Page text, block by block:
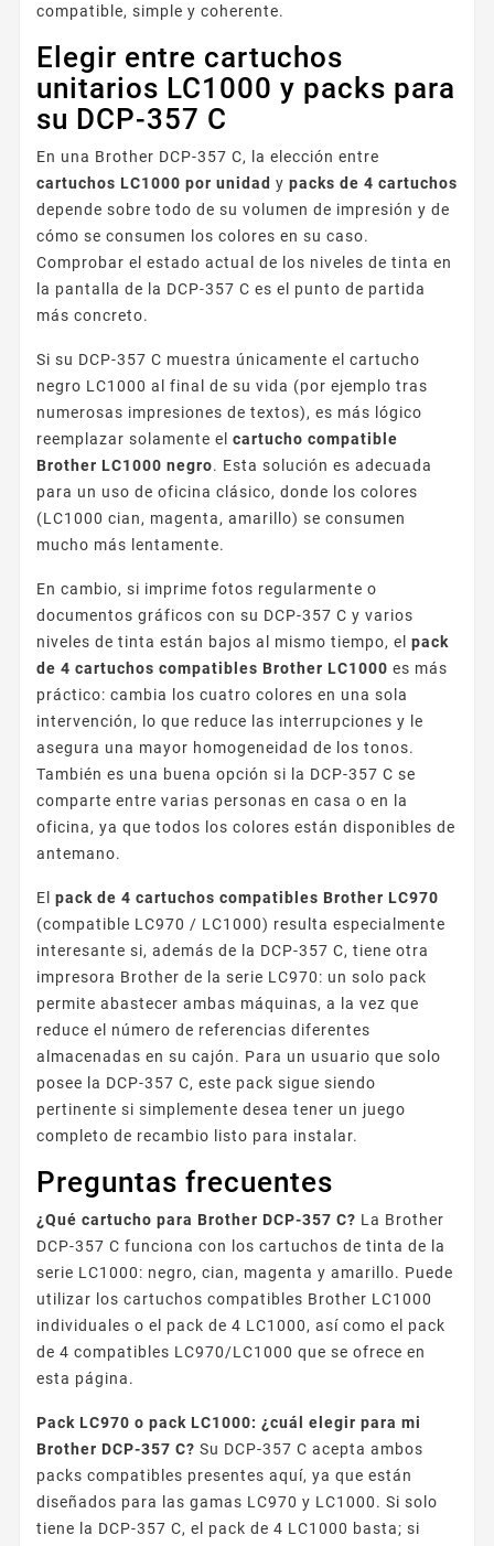
compatible, simple y coherente.
Elegir entre cartuchos
unitarios LC1000 y packs para
su DCP-357 C
En una Brother DCP-357 C, la elección entre
cartuchos LC1000 por unidad y packs de 4 cartuchos
depende sobre todo de su volumen de impresión y de
cómo se consumen los colores en su caso.
Comprobar el estado actual de los niveles de tinta en
la pantalla de la DCP-357 C es el punto de partida
más concreto.
Si su DCP-357 C muestra únicamente el cartucho
negro LC1000 al final de su vida (por ejemplo tras
numerosas impresiones de textos), es más lógico
reemplazar solamente el cartucho compatible
Brother LC1000 negro. Esta solución es adecuada
para un uso de oficina clásico, donde los colores
(LC1000 cian, magenta, amarillo) se consumen
mucho más lentamente.
En cambio, si imprime fotos regularmente o
documentos gráficos con su DCP-357 C y varios
niveles de tinta están bajos al mismo tiempo, el pack
de 4 cartuchos compatibles Brother LC1000 es más
práctico: cambia los cuatro colores en una sola
intervención, lo que reduce las interrupciones y le
asegura una mayor homogeneidad de los tonos.
También es una buena opción si la DCP-357 C se
comparte entre varias personas en casa o en la
oficina, ya que todos los colores están disponibles de
antemano.
El pack de 4 cartuchos compatibles Brother LC970
(compatible LC970 / LC1000) resulta especialmente
interesante si, además de la DCP-357 C, tiene otra
impresora Brother de la serie LC970: un solo pack
permite abastecer ambas máquinas, a la vez que
reduce el número de referencias diferentes
almacenadas en su cajón. Para un usuario que solo
posee la DCP-357 C, este pack sigue siendo
pertinente si simplemente desea tener un juego
completo de recambio listo para instalar.
Preguntas frecuentes
¿Qué cartucho para Brother DCP-357 C? La Brother
DCP-357 C funciona con los cartuchos de tinta de la
serie LC1000: negro, cian, magenta y amarillo. Puede
utilizar los cartuchos compatibles Brother LC1000
individuales o el pack de 4 LC1000, así como el pack
de 4 compatibles LC970/LC1000 que se ofrece en
esta página.
Pack LC970 o pack LC1000: ¿cuál elegir para mi
Brother DCP-357 C? Su DCP-357 C acepta ambos
packs compatibles presentes aquí, ya que están
diseñados para las gamas LC970 y LC1000. Si solo
tiene la DCP-357 C, el pack de 4 LC1000 basta; si